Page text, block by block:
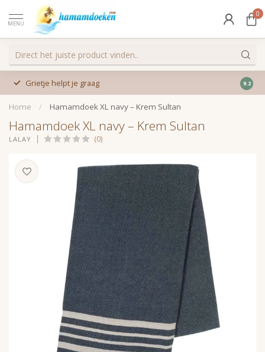
MENU
0
Grietje helpt je graag 9.2
Home / Hamamdoek XL navy – Krem Sultan
Hamamdoek XL navy – Krem Sultan
LALAY (0)